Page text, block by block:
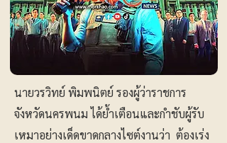
นายวรวิทย์ พิมพนิตย์ รองผู้ว่าราชการ
จังหวัดนครพนม ได้ย้ำเตือนและกำชับผู้รับ
เหมาอย่างเด็ดขาดกลางไซต์งานว่า ต้องเร่ง